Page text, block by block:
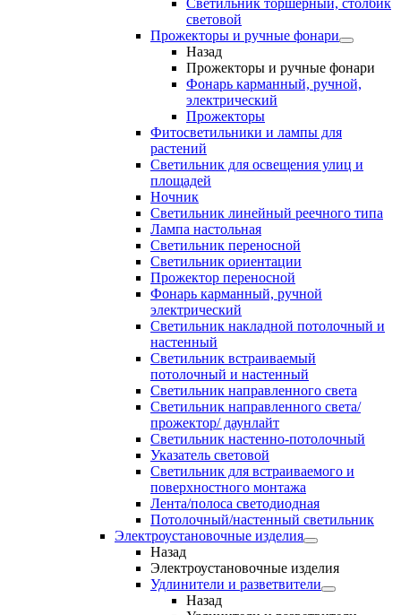
Светильник торшерный, столбик
световой
Прожекторы и ручные фонари
Назад
Прожекторы и ручные фонари
Фонарь карманный, ручной,
электрический
Прожекторы
Фитосветильники и лампы для
растений
Светильник для освещения улиц и
площадей
Ночник
Светильник линейный реечного типа
Лампа настольная
Светильник переносной
Светильник ориентации
Прожектор переносной
Фонарь карманный, ручной
электрический
Светильник накладной потолочный и
настенный
Светильник встраиваемый
потолочный и настенный
Светильник направленного света
Светильник направленного света/
прожектор/ даунлайт
Светильник настенно-потолочный
Указатель световой
Светильник для встраиваемого и
поверхностного монтажа
Лента/полоса светодиодная
Потолочный/настенный светильник
Электроустановочные изделия
Назад
Электроустановочные изделия
Удлинители и разветвители
Назад